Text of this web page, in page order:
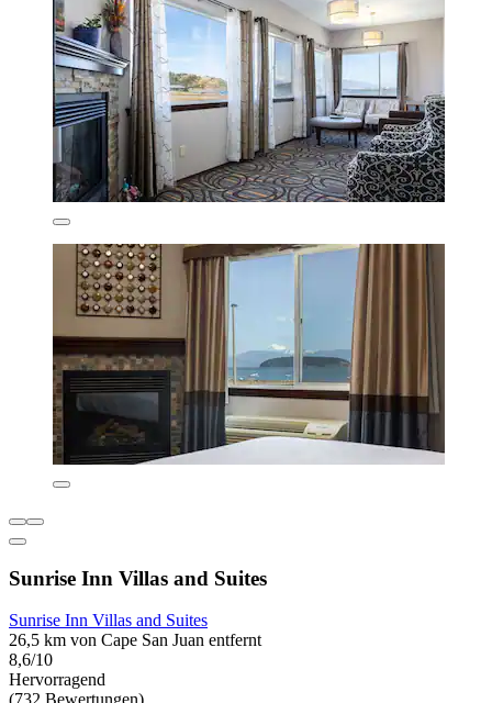
Sunrise Inn Villas and Suites
Sunrise Inn Villas and Suites
26,5 km von Cape San Juan entfernt
8,6/10
Hervorragend